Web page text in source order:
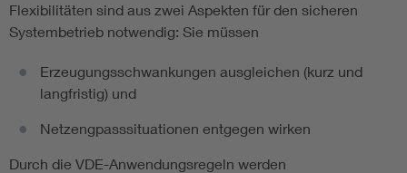
Flexibilitäten sind aus zwei Aspekten für den sicheren
Systembetrieb notwendig: Sie müssen
Erzeugungsschwankungen ausgleichen (kurz und
langfristig) und
Netzengpasssituationen entgegen wirken
Durch die VDE-Anwendungsregeln werden